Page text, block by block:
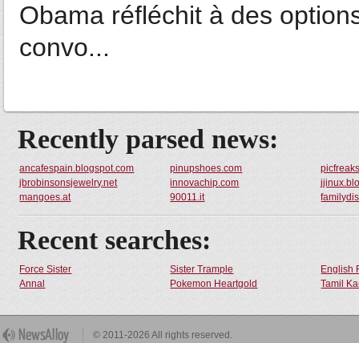
Obama réfléchit à des
convo...
Recently parsed news:
ancafespain.blogspot.com pinupshoes.com
jbrobinsonsjewelry.net
innovachip.com
mangoes.at
90011.it
Recent searches:
Force Sister Sister Trample
English
Annal
Pokemon Heartgold Tamil
© 2011-2026 All rights reserved.